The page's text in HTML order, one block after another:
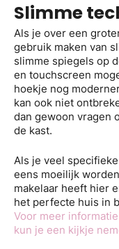
Slimme
Als je over een
gebruik maken van
slimme spiegels op
en touchscreen
hoekje nog
kan ook niet
dan gewoon vragen
de kast.
Als je veel
eens moeilijk
makelaar heeft hier
het perfecte huis in
Voor meer
kun je een kijkje